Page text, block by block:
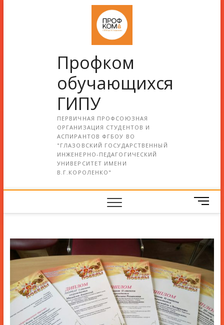
Профком
обучающихся
ГИПУ
ПЕРВИЧНАЯ ПРОФСОЮЗНАЯ
ОРГАНИЗАЦИЯ СТУДЕНТОВ И
АСПИРАНТОВ ФГБОУ ВО
"ГЛАЗОВСКИЙ ГОСУДАРСТВЕННЫЙ
ИНЖЕНЕРНО-ПЕДАГОГИЧЕСКИЙ
УНИВЕРСИТЕТ ИМЕНИ
В.Г.КОРОЛЕНКО"
М
е
К
н
о
п
к
и